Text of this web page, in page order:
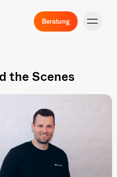
Beratung
the Scenes